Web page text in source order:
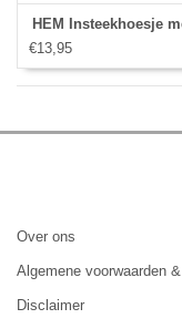
HEM Insteekhoesje
€13,95
Over ons
Algemene voorwaarden
Disclaimer